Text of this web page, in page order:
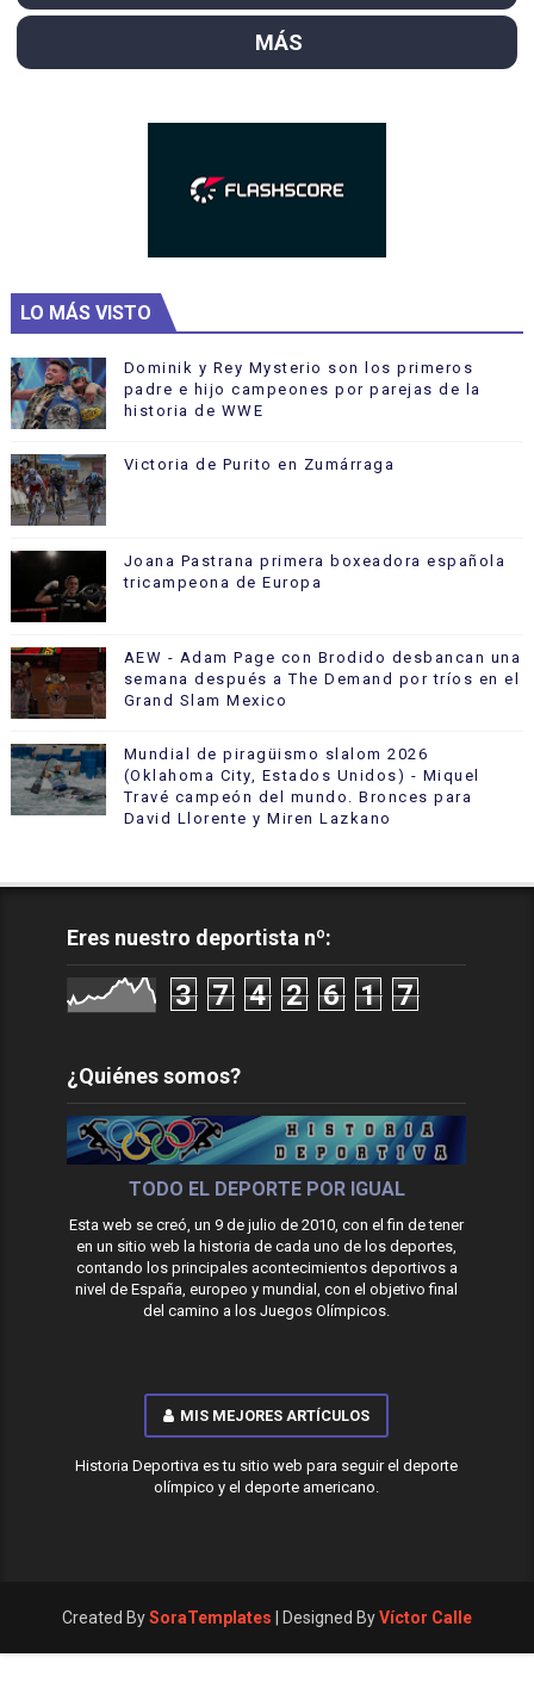
MÁS
LO MÁS VISTO
Dominik y Rey Mysterio son los primeros
padre e hijo campeones por parejas de la
historia de WWE
Victoria de Purito en Zumárraga
Joana Pastrana primera boxeadora española
tricampeona de Europa
AEW - Adam Page con Brodido desbancan una
semana después a The Demand por tríos en el
Grand Slam Mexico
Mundial de piragüismo slalom 2026
(Oklahoma City, Estados Unidos) - Miquel
Travé campeón del mundo. Bronces para
David Llorente y Miren Lazkano
Eres nuestro deportista nº:
3 7 4 2 6 1 7
¿Quiénes somos?
TODO EL DEPORTE POR IGUAL
Esta web se creó, un 9 de julio de 2010, con el fin de tener
en un sitio web la historia de cada uno de los deportes,
contando los principales acontecimientos deportivos a
nivel de España, europeo y mundial, con el objetivo final
del camino a los Juegos Olímpicos.
MIS MEJORES ARTÍCULOS
Historia Deportiva es tu sitio web para seguir el deporte
olímpico y el deporte americano.
Created BySoraTemplates | Designed ByVíctor Calle